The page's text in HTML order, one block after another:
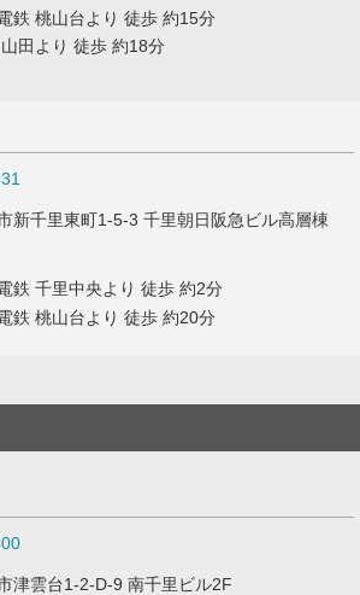
鉄 桃山台より 徒歩 約15分
田より 徒歩 約18分
新千里東町1-5-3 千里朝日阪急ビル高層棟
鉄 千里中央より 徒歩 約2分
鉄 桃山台より 徒歩 約20分
津雲台1-2-D-9 南千里ビル2F